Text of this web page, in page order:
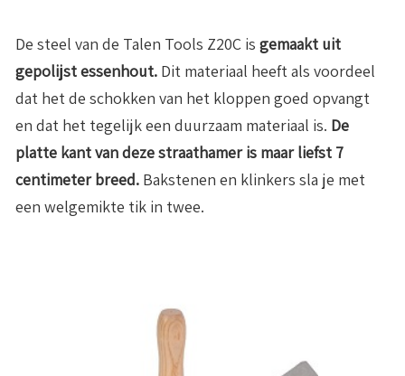
De steel van de Talen Tools Z20C is gemaakt uit
gepolijst essenhout. Dit materiaal heeft als voordeel
dat het de schokken van het kloppen goed opvangt
en dat het tegelijk een duurzaam materiaal is. De
platte kant van deze straathamer is maar liefst 7
centimeter breed. Bakstenen en klinkers sla je met
een welgemikte tik in twee.